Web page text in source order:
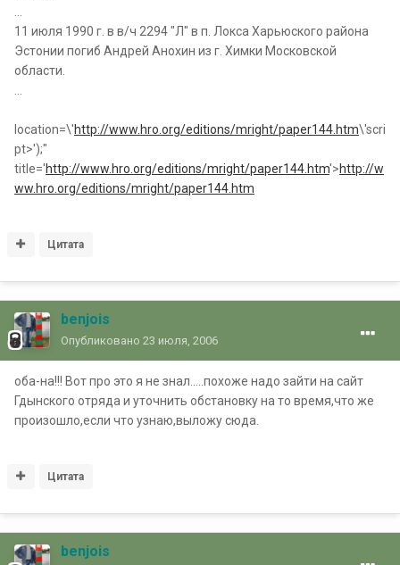
11 июля 1990 г. в в/ч 2294 "Л" в п. Локса Харьюского района
Эстонии погиб Андрей Анохин из г. Химки Московской
области.
location=\'http://www.hro.org/editions/mright/paper144.htm\'scri
pt>');"
title='http://www.hro.org/editions/mright/paper144.htm'>http://w
ww.hro.org/editions/mright/paper144.htm
Цитата
benjois
Опубликовано 23 июля, 2006
оба-на!!! Вот про это я не знал.....похоже надо зайти на сайт
Гдынского отряда и уточнить обстановку на то время,что же
произошло,если что узнаю,выложу сюда.
Цитата
benjois